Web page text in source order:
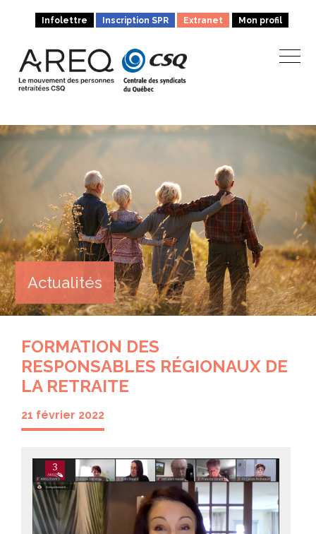
Infolettre Inscription SPR Extranet Mon profil
Actualités
FORMATION DES
RESPONSABLES RÉGIONAUX DE
LA RETRAITE
21 février 2022